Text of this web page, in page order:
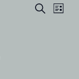
SucheListe